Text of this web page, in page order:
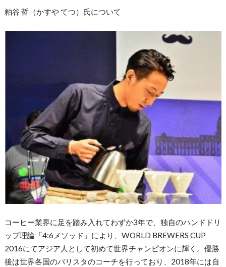
粕谷 哲（かすや てつ）氏について
コーヒー業界に足を踏み入れてわずか3年で、独自のハンドドリ
ップ理論「4:6メソッド」により、WORLD BREWERS CUP
2016にてアジア人として初めて世界チャンピオンに輝く。優勝
後は世界各国のバリスタのコーチを行っており、2018年には自